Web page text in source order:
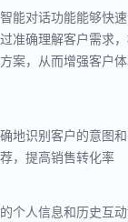
能对话功能能够快
准确理解客户需求
案，从而增强客户
地识别客户的意图
，提高销售转化率
个人信息和历史互